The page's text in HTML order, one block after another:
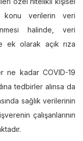
konu verilerin veri
halinde, veri
ek olarak açık rıza
ne kadar COVID-19
tedbirler alınsa da
sağlık verilerinin
çalışanlarının